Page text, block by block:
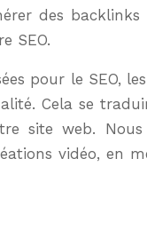
des
SEO.
pour le SEO,
Cela se
site web.
vidéo, en